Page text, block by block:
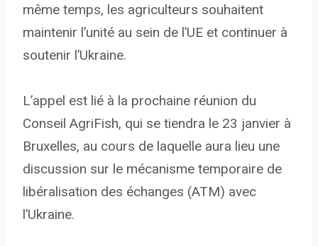
même temps, les agriculteurs souhaitent
maintenir l’unité au sein de l’UE et continuer à
soutenir l’Ukraine.
L’appel est lié à la prochaine réunion du
Conseil AgriFish, qui se tiendra le 23 janvier à
Bruxelles, au cours de laquelle aura lieu une
discussion sur le mécanisme temporaire de
libéralisation des échanges (ATM) avec
l’Ukraine.